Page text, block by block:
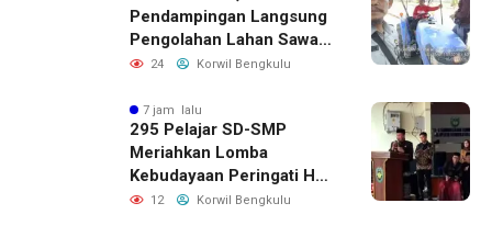
Pendampingan Langsung
Pengolahan Lahan Sawah
di Seginim
24 Korwil Bengkulu
7 jam lalu
295 Pelajar SD-SMP
Meriahkan Lomba
Kebudayaan Peringati HUT
RI Ke-81 di Bengkulu
12 Korwil Bengkulu